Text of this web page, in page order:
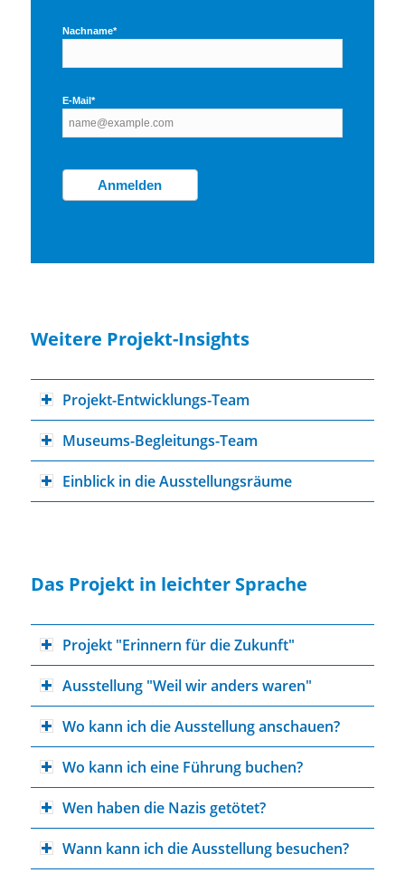
Nachname*
E-Mail*
Anmelden
Weitere Projekt-Insights
Projekt-Entwicklungs-Team
Museums-Begleitungs-Team
Einblick in die Ausstellungsräume
Das Projekt in leichter Sprache
Projekt "Erinnern für die Zukunft"
Ausstellung "Weil wir anders waren"
Wo kann ich die Ausstellung anschauen?
Wo kann ich eine Führung buchen?
Wen haben die Nazis getötet?
Wann kann ich die Ausstellung besuchen?